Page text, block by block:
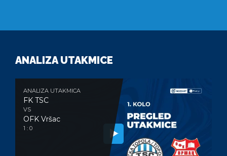
ANALIZA UTAKMICE
ANALIZA UTAKMICA
FK TSC
VS
OFK Vršac
1 : 0